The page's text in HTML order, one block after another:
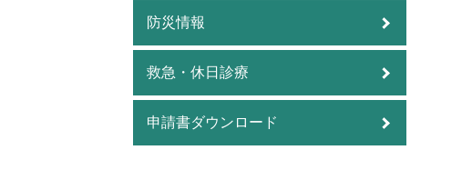
防災情報
救急・休日診療
申請書ダウンロード